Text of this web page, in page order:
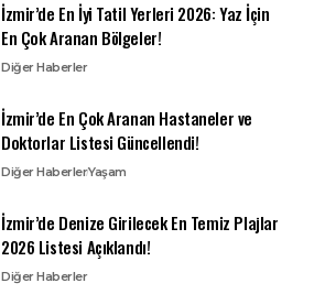
İzmir’de En İyi Tatil Yerleri 2026: Yaz İçin
En Çok Aranan Bölgeler!
Diğer Haberler
İzmir’de En Çok Aranan Hastaneler ve
Doktorlar Listesi Güncellendi!
Diğer HaberlerYaşam
İzmir’de Denize Girilecek En Temiz Plajlar
2026 Listesi Açıklandı!
Diğer Haberler